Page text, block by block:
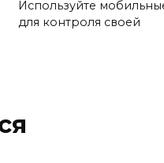
Используйте
для контроля своей